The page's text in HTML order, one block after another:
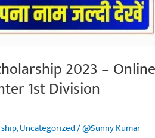
2023 – Online
1st Division
,Uncategorized/@Sunny Kumar